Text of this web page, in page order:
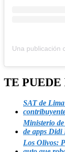
Una publicación
TE PUEDE
SAT de
Ministerio
de apps Didi
Los Olivos: